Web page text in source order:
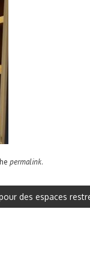
permalink.
des espaces